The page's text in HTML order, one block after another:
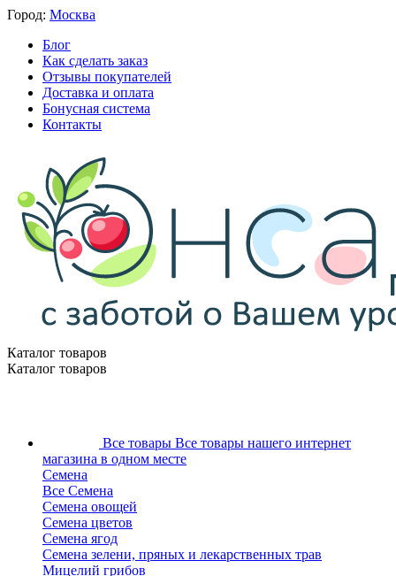
Город: Москва
Блог
Как сделать заказ
Отзывы покупателей
Доставка и оплата
Бонусная система
Контакты
Каталог товаров
Каталог товаров
Все товары Все товары нашего интернет
магазина в одном месте
Семена
Все Семена
Семена овощей
Семена цветов
Семена ягод
Семена зелени, пряных и лекарственных трав
Мицелий грибов